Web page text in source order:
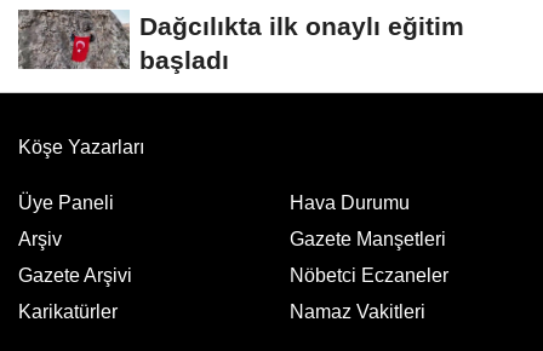
Dağcılıkta ilk onaylı eğitim
başladı
Köşe Yazarları
Üye Paneli
Arşiv
Gazete Arşivi
Karikatürler
Hava Durumu
Gazete Manşetleri
Nöbetci Eczaneler
Namaz Vakitleri